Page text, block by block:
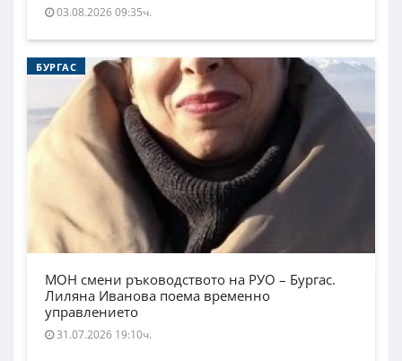
03.08.2026 09:35ч.
БУРГАС
МОН смени ръководството на РУО – Бургас.
Лиляна Иванова поема временно
управлението
31.07.2026 19:10ч.